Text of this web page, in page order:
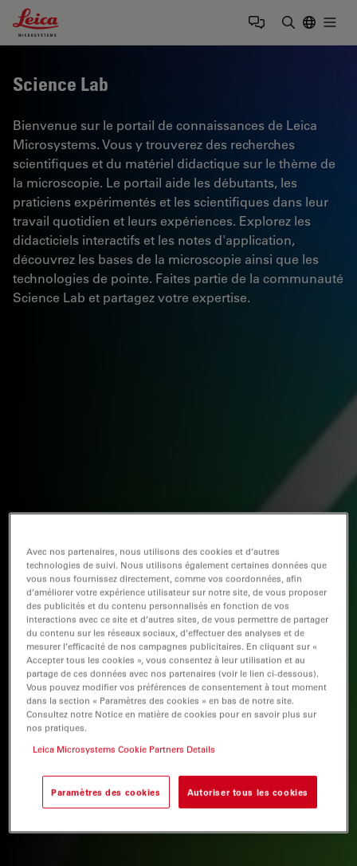
Leica Microsystems Logo
Science Lab
Bienvenue sur le portail de connaissances de Leica
Microsystems. Vous y trouverez des recherches
scientifiques et du matériel didactique sur le thème de
la microscopie. Le portail aide les débutants, les
praticiens expérimentés et les scientifiques dans leur
travail quotidien et leurs expériences. Explorez les
didacticiels interactifs et les notes d'application,
découvrez les bases de la microscopie ainsi que les
technologies de pointe. Faites partie de la communauté
Science Lab et partagez votre expertise.
Avec nos partenaires, nous utilisons des cookies et d’autres
technologies de suivi. Nous utilisons également certaines données que
vous nous fournissez directement, comme vos coordonnées, afin
d’améliorer votre expérience utilisateur sur notre site, de vous proposer
des publicités et du contenu personnalisés en fonction de vos
interactions avec ce site et d’autres sites, de vous permettre de partager
du contenu sur les réseaux sociaux, d’effectuer des analyses et de
mesurer l’efficacité de nos campagnes publicitaires. En cliquant sur «
Accepter tous les cookies », vous consentez à leur utilisation et au
partage de ces données avec nos partenaires (voir le lien ci-dessous).
Vous pouvez modifier vos préférences de consentement à tout moment
dans la section « Paramètres des cookies » en bas de notre site.
Consultez notre Notice en matière de cookies pour en savoir plus sur
nos pratiques.
Leica Microsystems Cookie Partners Details
Paramètres des cookies Autoriser tous les cookies